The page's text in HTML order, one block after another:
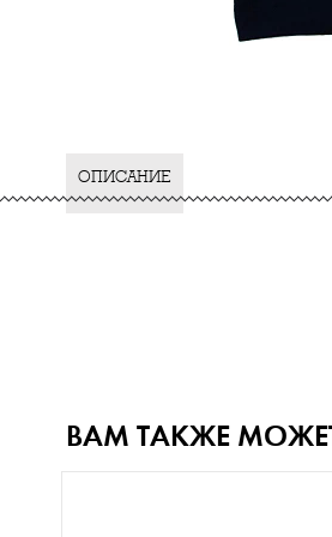
ОПИСАНИЕ
ВАМ ТАКЖЕ